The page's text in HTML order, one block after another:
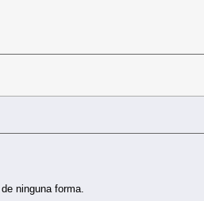
ninguna forma.